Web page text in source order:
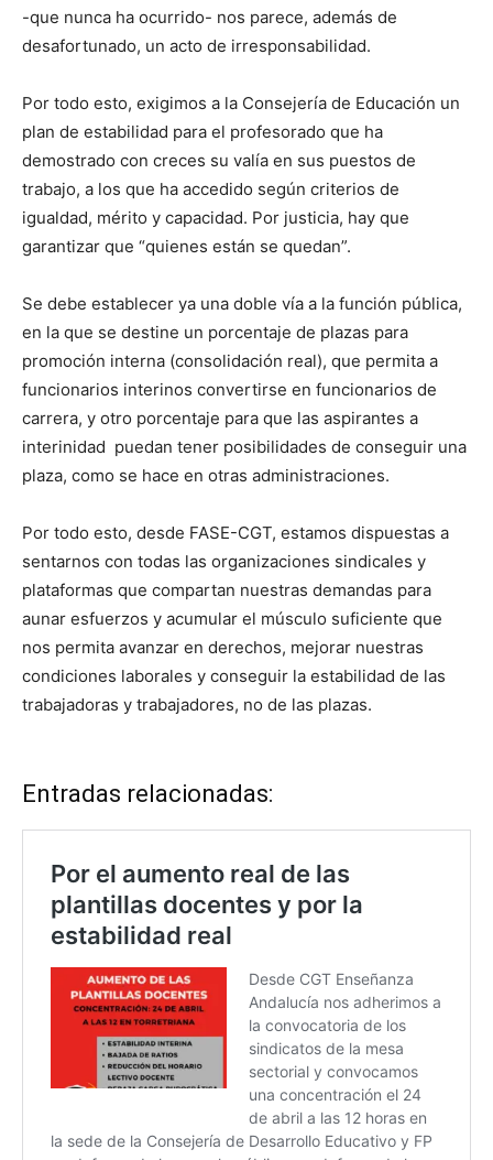
-que nunca ha ocurrido- nos parece, además de
desafortunado, un acto de irresponsabilidad.
Por todo esto, exigimos a la Consejería de Educación un
plan de estabilidad para el profesorado que ha
demostrado con creces su valía en sus puestos de
trabajo, a los que ha accedido según criterios de
igualdad, mérito y capacidad. Por justicia, hay que
garantizar que “quienes están se quedan”.
Se debe establecer ya una doble vía a la función pública,
en la que se destine un porcentaje de plazas para
promoción interna (consolidación real), que permita a
funcionarios interinos convertirse en funcionarios de
carrera, y otro porcentaje para que las aspirantes a
interinidad puedan tener posibilidades de conseguir una
plaza, como se hace en otras administraciones.
Por todo esto, desde FASE-CGT, estamos dispuestas a
sentarnos con todas las organizaciones sindicales y
plataformas que compartan nuestras demandas para
aunar esfuerzos y acumular el músculo suficiente que
nos permita avanzar en derechos, mejorar nuestras
condiciones laborales y conseguir la estabilidad de las
trabajadoras y trabajadores, no de las plazas.
Entradas relacionadas: